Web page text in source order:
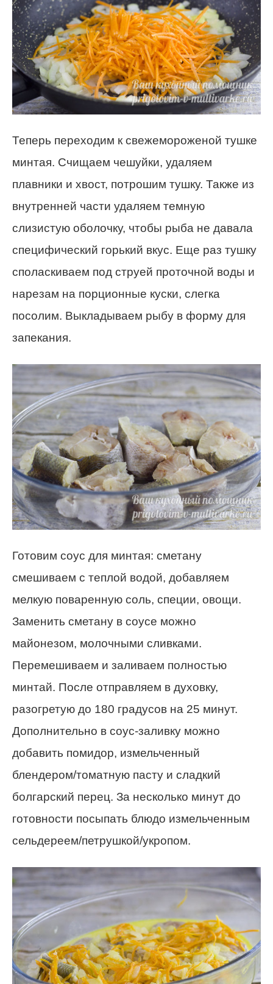
Теперь переходим к свежемороженой тушке
минтая. Счищаем чешуйки, удаляем
плавники и хвост, потрошим тушку. Также из
внутренней части удаляем темную
слизистую оболочку, чтобы рыба не давала
специфический горький вкус. Еще раз тушку
споласкиваем под струей проточной воды и
нарезам на порционные куски, слегка
посолим. Выкладываем рыбу в форму для
запекания.
Готовим соус для минтая: сметану
смешиваем с теплой водой, добавляем
мелкую поваренную соль, специи, овощи.
Заменить сметану в соусе можно
майонезом, молочными сливками.
Перемешиваем и заливаем полностью
минтай. После отправляем в духовку,
разогретую до 180 градусов на 25 минут.
Дополнительно в соус-заливку можно
добавить помидор, измельченный
блендером/томатную пасту и сладкий
болгарский перец. За несколько минут до
готовности посыпать блюдо измельченным
сельдереем/петрушкой/укропом.